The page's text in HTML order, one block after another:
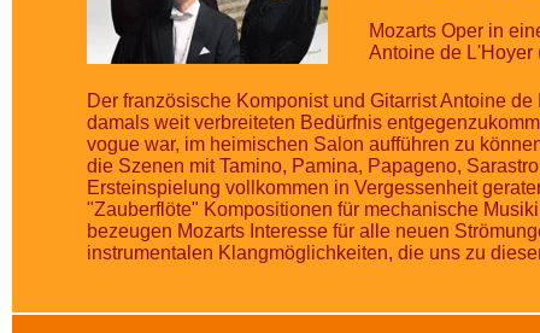
Mozarts Oper in
Antoine de L'Hoyer
Der französische Komponist und Gitarrist Antoine
damals weit verbreiteten Bedürfnis
vogue war, im heimischen Salon aufführen zu
die Szenen mit Tamino, Pamina, Papageno,
Ersteinspielung vollkommen in Vergessenheit
"Zauberflöte" Kompositionen für mechanische
bezeugen Mozarts Interesse für alle neuen
instrumentalen Klangmöglichkeiten, die uns zu